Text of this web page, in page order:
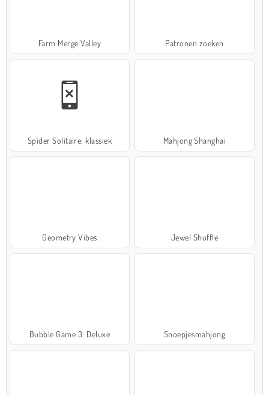
Farm Merge Valley Patronen zoeken
Spider Solitaire: klassiek Mahjong Shanghai
Geometry Vibes Jewel Shuffle
Bubble Game 3: Deluxe Snoepjesmahjong